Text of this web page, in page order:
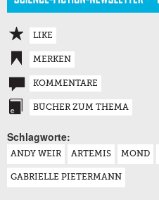
LIKE
MERKEN
KOMMENTARE
BÜCHER ZUM THEMA
Schlagworte:
ANDY WEIR ARTEMIS MOND
GABRIELLE PIETERMANN